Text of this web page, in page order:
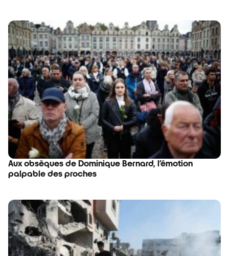
Aux obsèques de Dominique Bernard, l’émotion
palpable des proches